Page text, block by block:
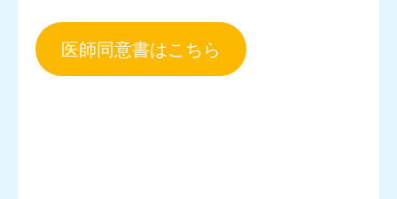
医師同意書はこちら